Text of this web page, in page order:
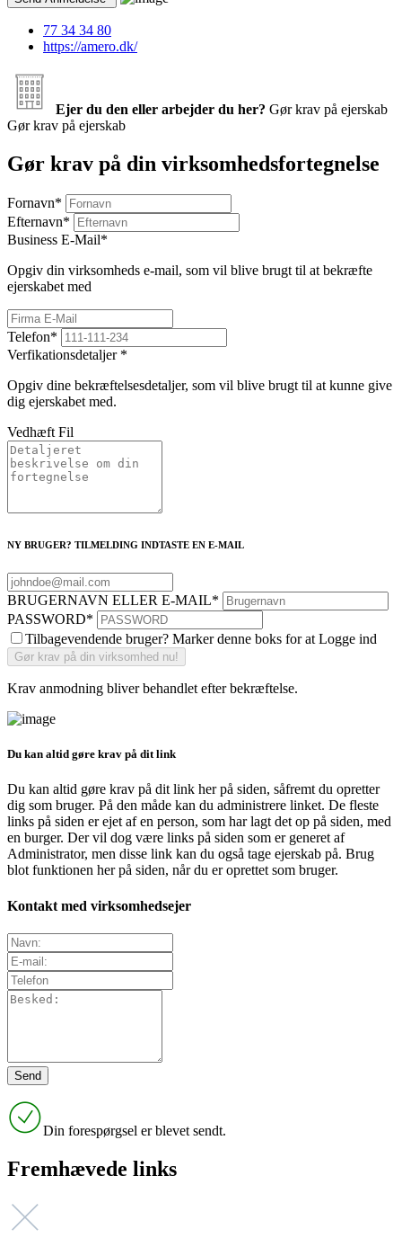
77 34 34 80
https://amero.dk/
Ejer du den eller arbejder du her? Gør krav på ejerskab
Gør krav på ejerskab
Gør krav på din virksomhedsfortegnelse
Fornavn*
Efternavn*
Business E-Mail*
Opgiv din virksomheds e-mail, som vil blive brugt til at bekræfte
ejerskabet med
Telefon*
Verfikationsdetaljer *
Opgiv dine bekræftelsesdetaljer, som vil blive brugt til at kunne give
dig ejerskabet med.
Vedhæft Fil
NY BRUGER? TILMELDING INDTASTE EN E-MAIL
BRUGERNAVN ELLER E-MAIL*
PASSWORD*
Tilbagevendende bruger? Marker denne boks for at Logge ind
Krav anmodning bliver behandlet efter bekræftelse.
Du kan altid gøre krav på dit link
Du kan altid gøre krav på dit link her på siden, såfremt du opretter
dig som bruger. På den måde kan du administrere linket. De fleste
links på siden er ejet af en person, som har lagt det op på siden, med
en burger. Der vil dog være links på siden som er generet af
Administrator, men disse link kan du også tage ejerskab på. Brug
blot funktionen her på siden, når du er oprettet som bruger.
Kontakt med virksomhedsejer
Din forespørgsel er blevet sendt.
Fremhævede links